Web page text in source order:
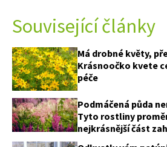
Související články
Má drobné květy,
Krásnoočko kvete
péče
Podmáčená půda
Tyto rostliny
nejkrásnější část